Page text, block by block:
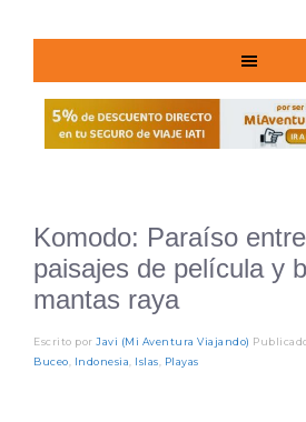
Komodo: Paraíso
paisajes de película y
mantas raya
Escrito por Javi (Mi Aventura Viajando)
Buceo, Indonesia, Islas, Playas